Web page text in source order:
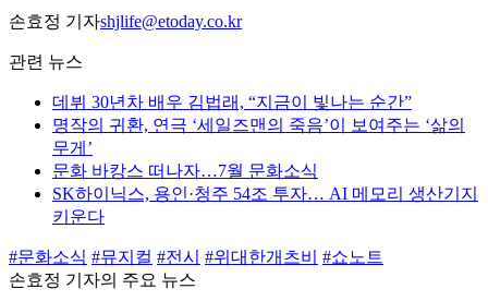
손효정 기자shjlife@etoday.co.kr
관련 뉴스
데뷔 30년차 배우 김법래, “지금이 빛나는 순간”
명작의 귀환, 연극 ‘세일즈맨의 죽음’이 보여주는 ‘삶의
무게’
문화 바캉스 떠나자…7월 문화소식
SK하이닉스, 용인·청주 54조 투자… AI 메모리 생산기지
키운다
#문화소식 #뮤지컬 #전시 #위대한개츠비
#쇼노트
손효정 기자의 주요 뉴스